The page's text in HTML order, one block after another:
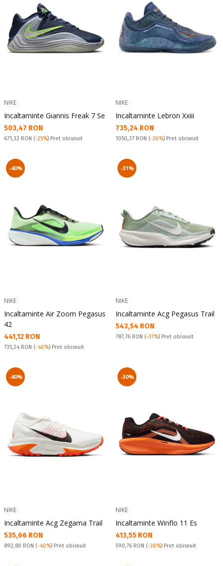
NIKE
Incaltaminte Giannis Freak 7 Se
Текуща цена:
503,47 RON
Pret obisnuit:
671,32 RON (-25%) Pret obisnuit
NIKE
Incaltaminte Lebron Xxiii
Текуща цена:
735,24 RON
Pret obisnuit:
1050,37 RON (-30%) Pret obisnuit
-40%
NIKE
Incaltaminte Air Zoom Pegasus
42
Текуща цена:
441,12 RON
Pret obisnuit:
735,24 RON (-40%) Pret obisnuit
-31%
NIKE
Incaltaminte Acg Pegasus Trail
Текуща цена:
543,54 RON
Pret obisnuit:
787,76 RON (-31%) Pret obisnuit
-40%
NIKE
Incaltaminte Acg Zegama Trail
Текуща цена:
535,66 RON
Pret obisnuit:
892,80 RON (-40%) Pret obisnuit
-30%
NIKE
Incaltaminte Winflo 11 Es
Текуща цена:
413,55 RON
Pret obisnuit:
590,76 RON (-30%) Pret obisnuit